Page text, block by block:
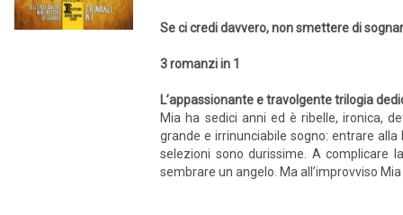
Se ci credi davvero, non smettere di
3 romanzi in 1
L’appassionante e travolgente trilogia
Mia ha sedici anni ed è ribelle, ironica,
grande e irrinunciabile sogno: entrare
selezioni sono durissime. A complicare
sembrare un angelo. Ma all’improvviso